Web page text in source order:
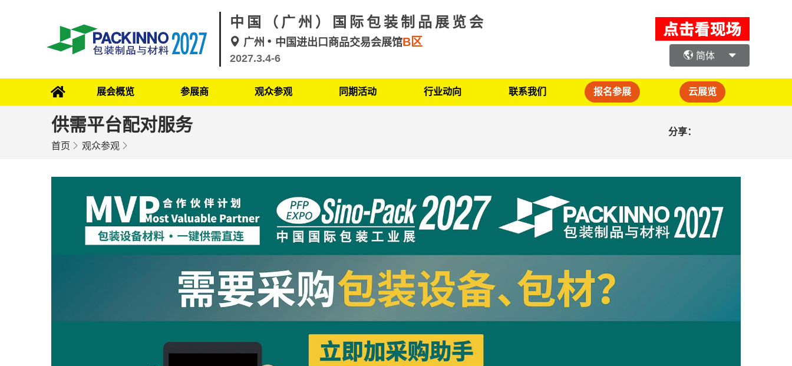
中国（广州）国际包装制品展览会
广州 中国进出口商品交易会展馆B区
2027.3.4-6 简体
展会概览 参展商 观众参观 同期活动 行业动向 联系我们 报名参展 云展览
供需平台配对服务
首页 观众参观
分享：